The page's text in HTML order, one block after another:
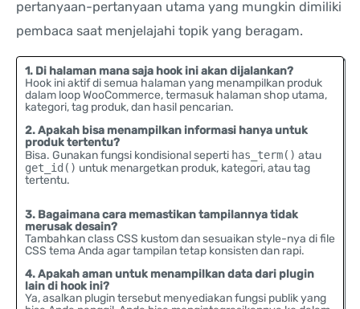
pertanyaan-pertanyaan utama yang mungkin dimiliki
pembaca saat menjelajahi topik yang beragam.
1. Di halaman mana saja hook ini akan dijalankan?
Hook ini aktif di semua halaman yang menampilkan produk
dalam loop WooCommerce, termasuk halaman shop utama,
kategori, tag produk, dan hasil pencarian.
2. Apakah bisa menampilkan informasi hanya untuk
produk tertentu?
Bisa. Gunakan fungsi kondisional seperti has_term() atau
get_id() untuk menargetkan produk, kategori, atau tag
tertentu.
3. Bagaimana cara memastikan tampilannya tidak
merusak desain?
Tambahkan class CSS kustom dan sesuaikan style-nya di file
CSS tema Anda agar tampilan tetap konsisten dan rapi.
4. Apakah aman untuk menampilkan data dari plugin
lain di hook ini?
Ya, asalkan plugin tersebut menyediakan fungsi publik yang